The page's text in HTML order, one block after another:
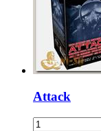
Attack